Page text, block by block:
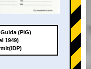
(PIG)
1949)